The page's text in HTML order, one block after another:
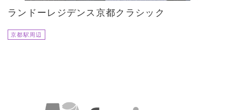
ランドーレジデンス京都クラシック
京都駅周辺